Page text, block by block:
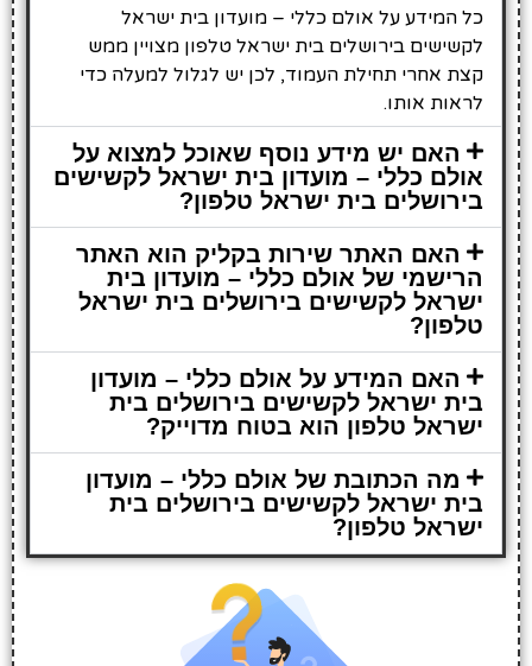
כל המידע על אולם כללי – מועדון בית ישראל
לקשישים בירושלים בית ישראל טלפון מצויין ממש
קצת אחרי תחילת העמוד, לכן יש לגלול למעלה כדי
לראות אותו.
האם יש מידע נוסף שאוכל למצוא על
אולם כללי – מועדון בית ישראל לקשישים
בירושלים בית ישראל טלפון?
האם האתר שירות בקליק הוא האתר
הרישמי של אולם כללי – מועדון בית
ישראל לקשישים בירושלים בית ישראל
טלפון?
האם המידע על אולם כללי – מועדון
בית ישראל לקשישים בירושלים בית
ישראל טלפון הוא בטוח מדוייק?
מה הכתובת של אולם כללי – מועדון
בית ישראל לקשישים בירושלים בית
ישראל טלפון?